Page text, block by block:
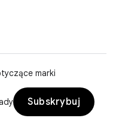
marki
Subskrybuj